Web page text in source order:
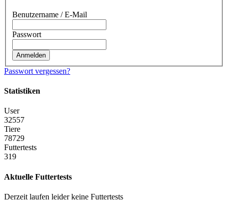
Benutzername / E-Mail
Passwort
Passwort vergessen?
Statistiken
User
32557
Tiere
78729
Futtertests
319
Aktuelle Futtertests
Derzeit laufen leider keine Futtertests